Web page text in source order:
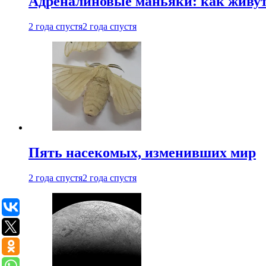
2 года спустя2 года спустя
Пять насекомых, изменивших мир
2 года спустя2 года спустя